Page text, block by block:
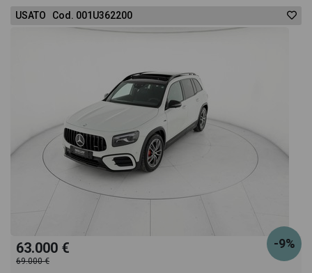
USATO Cod. 001U362200
-9%
63.000 €
69.000 €